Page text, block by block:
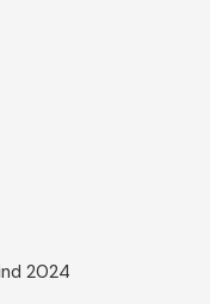
2024